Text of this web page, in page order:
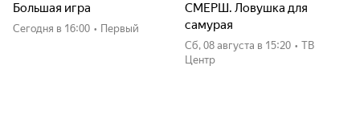
Большая игра
Сегодня в 16:00 • Первый
СМЕРШ. Ловушка для
самурая
сб, 08 августа в 15:20 • ТВ
Центр